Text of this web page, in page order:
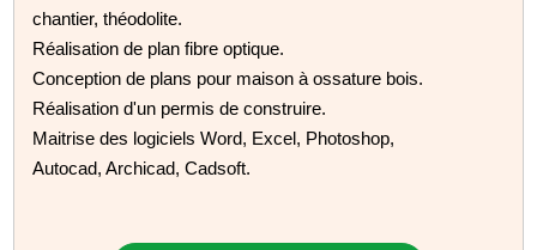
chantier, théodolite.
Réalisation de plan fibre optique.
Conception de plans pour maison à ossature bois.
Réalisation d'un permis de construire.
Maitrise des logiciels Word, Excel, Photoshop,
Autocad, Archicad, Cadsoft.